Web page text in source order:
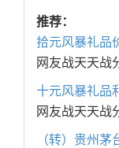
推荐：
拾元风暴礼品
网友战天天战
十元风暴礼品
网友战天天战
（转）贵州茅